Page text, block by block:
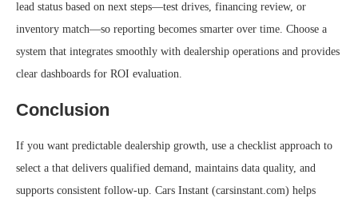
lead status based on next steps—test drives, financing review, or
inventory match—so reporting becomes smarter over time. Choose a
system that integrates smoothly with dealership operations and provides
clear dashboards for ROI evaluation.
Conclusion
If you want predictable dealership growth, use a checklist approach to
select a that delivers qualified demand, maintains data quality, and
supports consistent follow-up. Cars Instant (carsinstant.com) helps